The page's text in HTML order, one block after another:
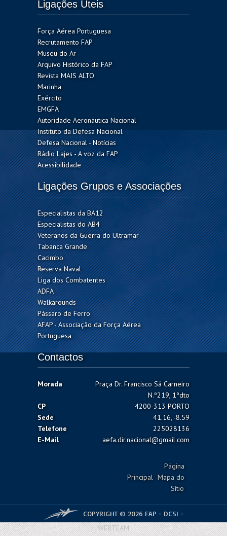
Ligações Úteis
Força Aérea Portuguesa
Recrutamento FAP
Museu do Ar
Arquivo Histórico da FAP
Revista MAIS ALTO
Marinha
Exército
EMGFA
Autoridade Aeronáutica Nacional
Instituto da Defesa Nacional
Defesa Nacional - Notícias
Rádio Lajes - A voz da FAP
Acessibilidade
Ligações Grupos e Associações
Especialistas da BA12
Especialistas do AB4
Veteranos da Guerra do Ultramar
Tabanca Grande
Cacimbo
Reserva Naval
Liga dos Combatentes
ADFA
Walkarounds
Pássaro de Ferro
AFAP - Associação da Força Aérea
Portuguesa
Contactos
Morada
Praça Dr. Francisco Sá Carneiro
N.º219, 1ºdto
CP
4200-313 PORTO
Sede
41.16, -8.59
Telefone
225028136
E-Mail
aefa.dir.nacional@gmail.com
Página
Principal Mapa do
Sítio
COPYRIGHT © 2026 FAP - DCSI -
WEBTEAM